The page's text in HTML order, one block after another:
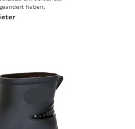
haben.